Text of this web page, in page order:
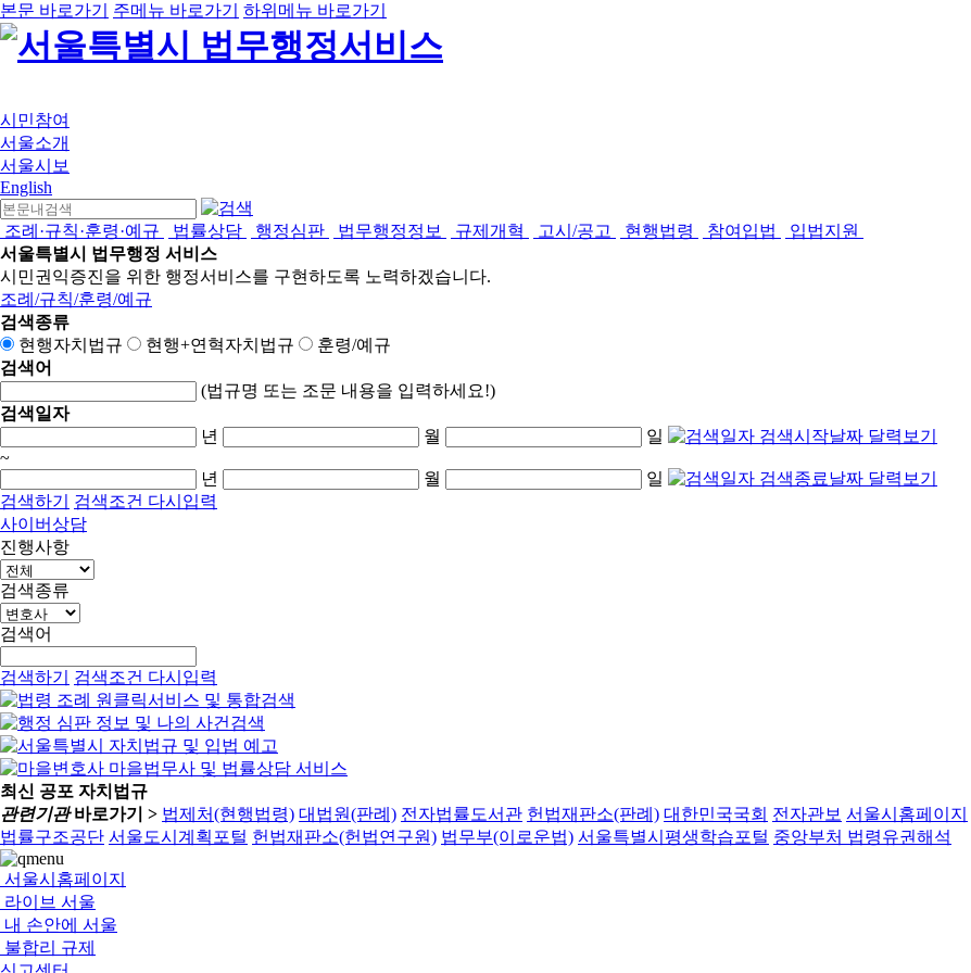
본문 바로가기 주메뉴 바로가기 하위메뉴 바로가기
시민참여
서울소개
서울시보
English
조례·규칙·훈령·예규 법률상담 행정심판 법무행정정보 규제개혁 고시/공고 현행법령 참여입법
입법지원
서울특별시 법무행정 서비스
시민권익증진을 위한 행정서비스를 구현하도록 노력하겠습니다.
조례/규칙/훈령/예규
검색종류
현행자치법규
현행+연혁자치법규
훈령/예규
검색어
(법규명 또는 조문 내용을 입력하세요!)
검색일자
년
월
일
~
년
월
일
검색하기
검색조건 다시입력
사이버상담
진행사항
검색종류
검색어
검색하기 검색조건 다시입력
최신 공포 자치법규
관련기관바로가기 > 법제처(현행법령) 대법원(판례) 전자법률도서관 헌법재판소(판례) 대한민국국회 전자관보 서울시홈페이지
법률구조공단 서울도시계획포털 헌법재판소(헌법연구원) 법무부(이로운법) 서울특별시평생학습포털 중앙부처 법령유권해석
서울시홈페이지
라이브 서울
내 손안에 서울
불합리 규제